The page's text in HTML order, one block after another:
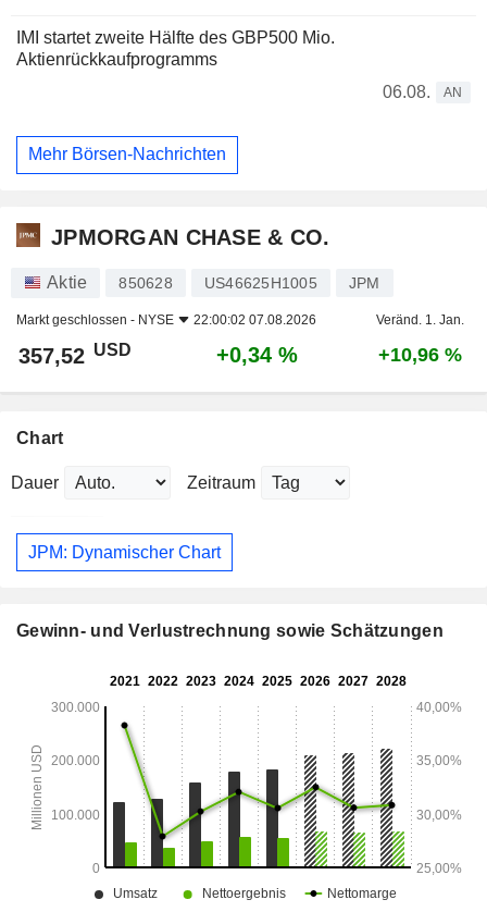
IMI startet zweite Hälfte des GBP500 Mio.
Aktienrückkaufprogramms
06.08.
AN
Mehr Börsen-Nachrichten
JPMORGAN CHASE & CO.
Aktie 850628 US46625H1005 JPM
Markt geschlossen - NYSE 22:00:02 07.08.2026 Veränd. 1. Jan.
357,52 USD +0,34 % +10,96 %
Chart
Dauer Zeitraum
JPM: Dynamischer Chart
Gewinn- und Verlustrechnung sowie Schätzungen